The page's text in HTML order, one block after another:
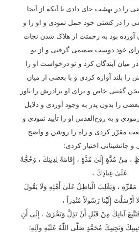
را در بهشت جای دادی تا آنکه از آنجا
را در کشتی خود حمل نمودی و او را و
آورده بود به رحمتت از هلاک شدن نجات
خود دوست صمیمی گرفتی و از تو
میان آیندگان کرد و تو درخواست او را
را بلند آوازه کردی و با بعضی از میان
گفتنی خاص و برای او برادرش را یاور
را بدون پدر به وجود آوردی و دلایل
و به روح‌القدس او را تأیید نمودی و
مقرّر کردی و راه را روشن و واضح
جانشینانی اختیار کردی؛
مِنْ مُدَّةٍ إِلَىٰ مُدَّةٍ ، إِقامَةً لِدِينِكَ ، وَحُجَّةً
عَلَىٰ عِبادِكَ ،
مَقَرِّهِ ، وَيَغْلِبَ الْباطِلُ عَلَىٰ أَهْلِهِ وَلَا يَقُولَ
أَرْسَلْتَ إِلَيْنا رَسُولاً مُنْذِراً ،
فَنَتَّبِعَ آياتِكَ مِنْ قَبْلِ أَنْ نَذِلَّ وَنَخْزىٰ ، إِلَىٰ أَنِ
وَنَجِيبِكَ مُحَمَّدٍ صَلَّى اللّٰهُ عَلَيْهِ وآلِهِ؛